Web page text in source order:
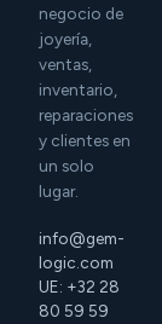
negocio de
joyería,
ventas,
inventario,
reparaciones
y clientes en
un solo
lugar.
info@gem-
logic.com
UE: +32 28
80 59 59